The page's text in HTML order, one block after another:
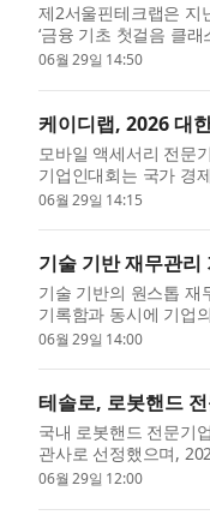
제2서울핀테크랩은 지
‘금융 기초 첫걸음 클
보다...
06월 29일 14:50
케이디랩, 2026 대
모바일 액세서리 전문
기업인대회는 국가 경
랩은 2...
06월 29일 14:15
기술 기반 재무관리
기술 기반의 원스톱 재
기록함과 동시에 기업
다. ...
06월 29일 14:00
테솔로, 로봇핸드
국내 로봇핸드 전문기
관사로 선정했으며,
밝...
06월 29일 12:00